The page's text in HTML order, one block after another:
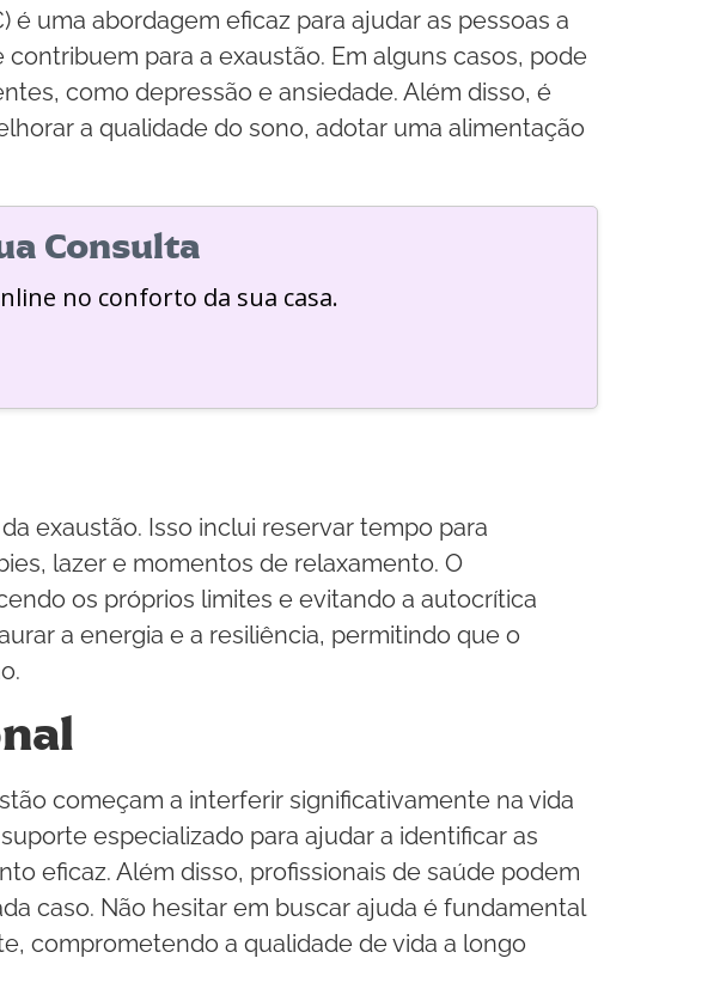
uma abordagem eficaz para ajudar as pessoas a
para a exaustão. Em alguns casos, pode
como depressão e ansiedade. Além disso, é
a qualidade do sono, adotar uma alimentação
Consulta
no conforto da sua casa.
exaustão. Isso inclui reservar tempo para
lazer e momentos de relaxamento. O
os próprios limites e evitando a autocrítica
a energia e a resiliência, permitindo que o
começam a interferir significativamente na vida
especializado para ajudar a identificar as
eficaz. Além disso, profissionais de saúde podem
caso. Não hesitar em buscar ajuda é fundamental
comprometendo a qualidade de vida a longo